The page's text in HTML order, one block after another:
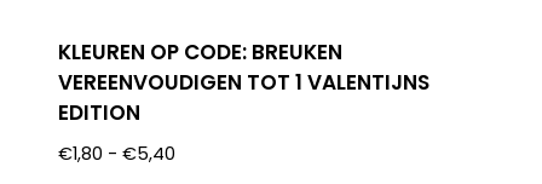
KLEUREN OP CODE: BREUKEN
VEREENVOUDIGEN TOT 1 VALENTIJNS
EDITION
€1,80 - €5,40